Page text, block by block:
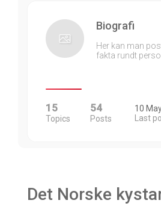
Biografi
Her kan man
fakta rundt
15
Topics
54
Posts
10
Last
Det Norske